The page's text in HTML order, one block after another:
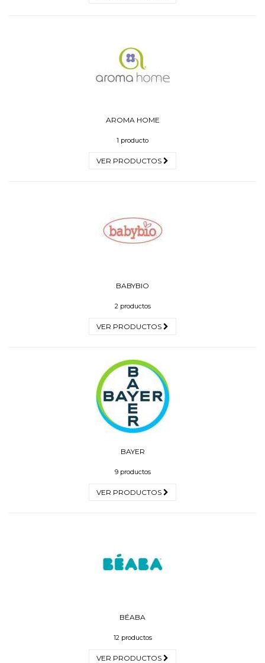
AROMA HOME
1 producto
VER PRODUCTOS
BABYBIO
2 productos
VER PRODUCTOS
BAYER
9 productos
VER PRODUCTOS
BÉABA
12 productos
VER PRODUCTOS